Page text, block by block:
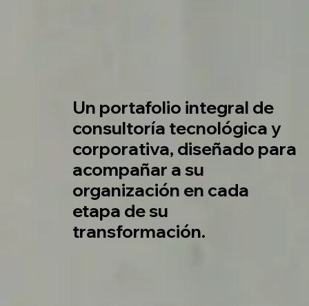
Un portafolio integral de
consultoría tecnológica y
corporativa, diseñado para
acompañar a su
organización en cada
etapa de su
transformación.